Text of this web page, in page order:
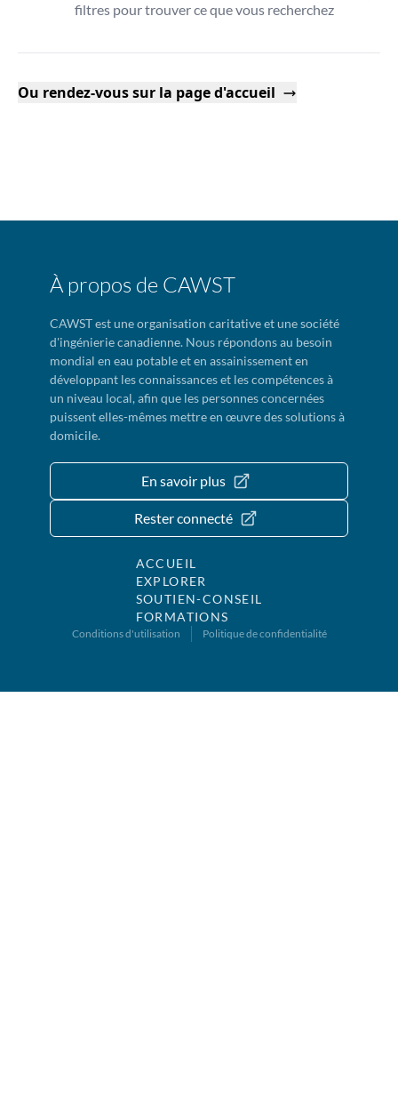
filtres pour trouver ce que vous recherchez
Ou rendez-vous sur la page d'accueil
À propos de CAWST
CAWST est une organisation caritative et une société
d'ingénierie canadienne. Nous répondons au besoin
mondial en eau potable et en assainissement en
développant les connaissances et les compétences à
un niveau local, afin que les personnes concernées
puissent elles-mêmes mettre en œuvre des solutions à
domicile.
En savoir plus
Rester connecté
ACCUEIL
EXPLORER
SOUTIEN-CONSEIL
FORMATIONS
Conditions d'utilisation Politique de confidentialité